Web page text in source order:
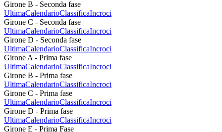
Girone B - Seconda fase
UltimaCalendarioClassificaIncroci
Girone C - Seconda fase
UltimaCalendarioClassificaIncroci
Girone D - Seconda fase
UltimaCalendarioClassificaIncroci
Girone A - Prima fase
UltimaCalendarioClassificaIncroci
Girone B - Prima fase
UltimaCalendarioClassificaIncroci
Girone C - Prima fase
UltimaCalendarioClassificaIncroci
Girone D - Prima fase
UltimaCalendarioClassificaIncroci
Girone E - Prima Fase